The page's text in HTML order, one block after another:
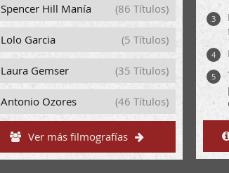
Spencer Hill Manía (86 Títulos)
Lolo Garcia (5 Títulos)
Laura Gemser (35 Títulos)
Antonio Ozores (46 Títulos)
Ver más filmografías
3
4
5